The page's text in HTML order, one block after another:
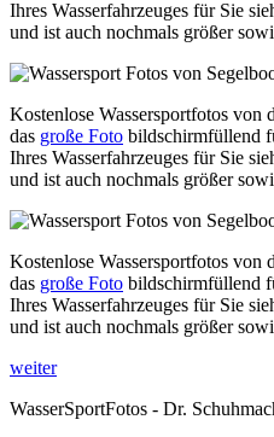
Ihres Wasserfahrzeuges für Sie
und ist auch nochmals größer
Kostenlose Wassersportfotos von
das große Foto bildschirmfüllend
Ihres Wasserfahrzeuges für Sie
und ist auch nochmals größer
Kostenlose Wassersportfotos von
das große Foto bildschirmfüllend
Ihres Wasserfahrzeuges für Sie
und ist auch nochmals größer
weiter
WasserSportFotos - Dr.